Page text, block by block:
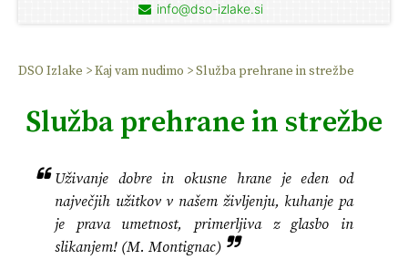
info@dso-izlake.si
DSO Izlake >Kaj vam nudimo >Služba prehrane in strežbe
Služba prehrane in strežbe
Uživanje dobre in okusne hrane je eden od
največjih užitkov v našem življenju, kuhanje pa
je prava umetnost, primerljiva z glasbo in
slikanjem! (M. Montignac)